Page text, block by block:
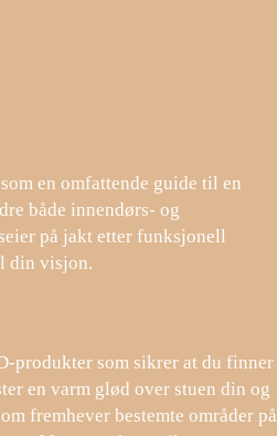
en omfattende guide til en
både innendørs- og
på jakt etter funksjonell
din visjon.
produkter som sikrer at du finner
en varm glød over stuen din og
fremhever bestemte områder på